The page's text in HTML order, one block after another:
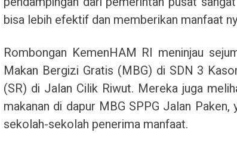
bisa lebih efektif dan memberikan manfaat
Rombongan KemenHAM RI meninjau
Makan Bergizi Gratis (MBG) di SDN 3
(SR) di Jalan Cilik Riwut. Mereka juga
makanan di dapur MBG SPPG Jalan
sekolah-sekolah penerima manfaat.